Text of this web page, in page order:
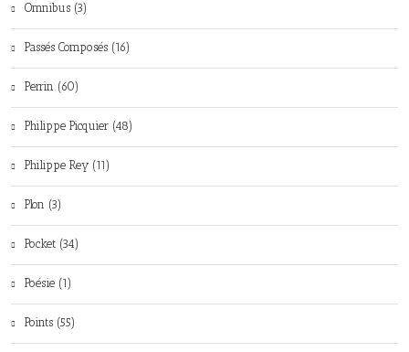
Omnibus (3)
Passés Composés (16)
Perrin (60)
Philippe Picquier (48)
Philippe Rey (11)
Plon (3)
Pocket (34)
Poésie (1)
Points (55)